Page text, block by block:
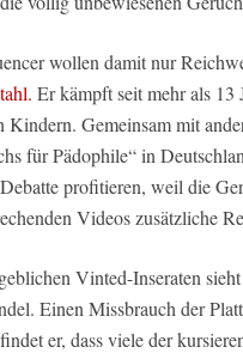
wollen damit nur
Er kämpft seit mehr als
Kindern. Gemeinsam mit
für Pädophile“ in
profitieren, weil die
Videos zusätzliche
Vinted-Inseraten
Einen Missbrauch der
er, dass viele der